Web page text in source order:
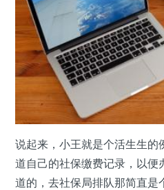
说起来，小王就是个活生生的
道自己的社保缴费记录，以便
道的，去社保局排队那简直是